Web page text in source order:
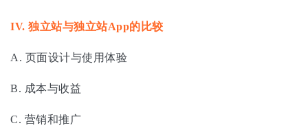
IV. 独立站与独立站App的比较
A. 页面设计与使用体验
B. 成本与收益
C. 营销和推广